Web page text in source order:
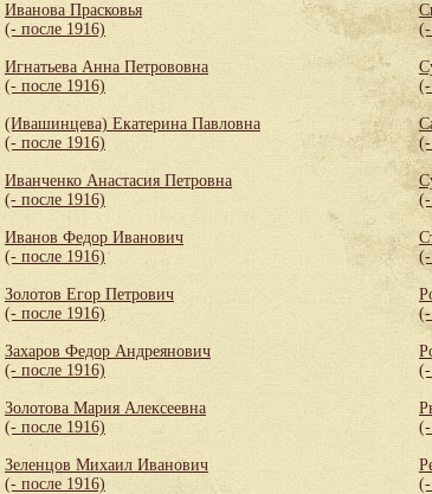
Иванова Прасковья
(- после 1916)
Игнатьева Анна Петрововна
(- после 1916)
(Ивашинцева) Екатерина Павловна
(- после 1916)
Иванченко Анастасия Петровна
(- после 1916)
Иванов Федор Иванович
(- после 1916)
Золотов Егор Петрович
(- после 1916)
Захаров Федор Андреянович
(- после 1916)
Золотова Мария Алексеевна
(- после 1916)
Зеленцов Михаил Иванович
(- после 1916)
(-
(-
(-
(-
(-
(-
(-
(-
(-